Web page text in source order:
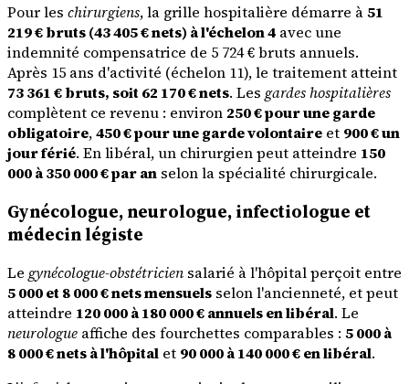
Pour les chirurgiens, la grille hospitalière démarre à51
219 € bruts (43 405 € nets) à l'échelon 4 avec une
indemnité compensatrice de 5 724 € bruts annuels.
Après 15 ans d'activité (échelon 11), le traitement atteint
73 361 € bruts, soit 62 170 € nets. Les gardes hospitalières
complètent ce revenu : environ 250 € pour une garde
obligatoire,450 € pour une garde volontaire et 900 € un
jour férié. En libéral, un chirurgien peut atteindre 150
000 à 350 000 € par an selon la spécialité chirurgicale.
Gynécologue, neurologue, infectiologue et
médecin légiste
Le gynécologue-obstétricien salarié à l'hôpital perçoit entre
5 000 et 8 000 € nets mensuels selon l'ancienneté, et peut
atteindre 120 000 à 180 000 € annuels en libéral. Le
neurologue affiche des fourchettes comparables : 5 000 à
8 000 € nets à l'hôpital et 90 000 à 140 000 € en libéral.